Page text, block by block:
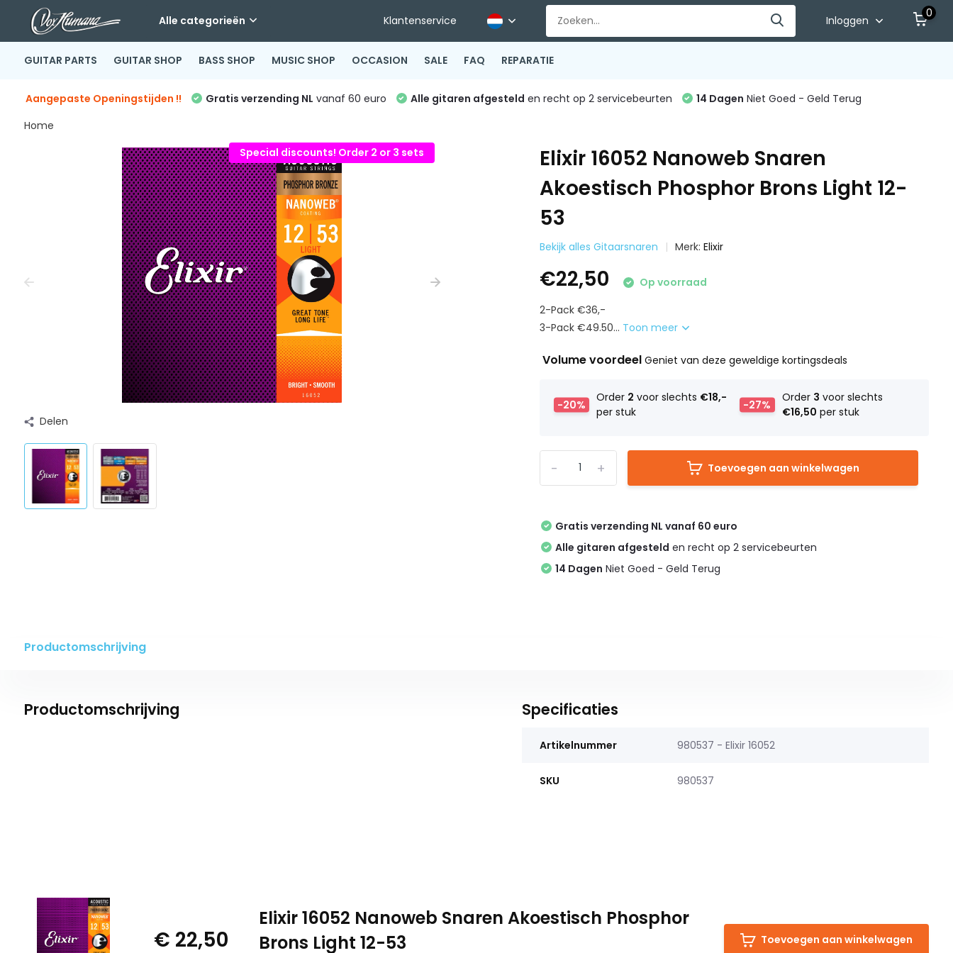
Alle categorieën Klantenservice Inloggen
0
GUITAR PARTS GUITAR SHOP BASS SHOP MUSIC SHOP OCCASION SALE FAQ REPARATIE
Aangepaste Openingstijden !! Gratis verzending NL vanaf 60 euro Alle gitaren afgesteld en recht op 2 servicebeurten 14 Dagen Niet Goed - Geld Terug
Home
Special discounts! Order 2 or 3 sets
Delen
Elixir 16052 Nanoweb Snaren
Akoestisch Phosphor Brons Light 12-
53
Bekijk alles Gitaarsnaren Merk:Elixir
€22,50
Op voorraad
2-Pack €36,-
3-Pack €49.50... Toon meer
Volume voordeelGeniet van deze geweldige kortingsdeals
-20%
Order 2 voor slechts €18,-
per stuk
-27%
Order 3 voor slechts
€16,50 per stuk
+
- Toevoegen aan winkelwagen
Gratis verzending NL vanaf 60 euro
Alle gitaren afgesteld en recht op 2 servicebeurten
14 Dagen Niet Goed - Geld Terug
Productomschrijving
Productomschrijving Specificaties
Artikelnummer 980537 - Elixir 16052
SKU 980537
€ 22,50
Elixir 16052 Nanoweb Snaren Akoestisch Phosphor
Brons Light 12-53
Toevoegen aan winkelwagen